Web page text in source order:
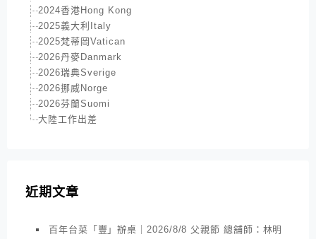
2024香港Hong Kong
2025義大利Italy
2025梵蒂岡Vatican
2026丹麥Danmark
2026瑞典Sverige
2026挪威Norge
2026芬蘭Suomi
大陸工作出差
近期文章
百年台菜「豐」辦桌｜2026/8/8 父親節 總舖師：林明